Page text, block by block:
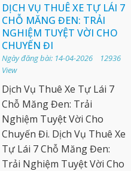
DỊCH VỤ THUÊ XE TỰ LÁI 7
CHỖ MĂNG ĐEN: TRẢI
NGHIỆM TUYỆT VỜI CHO
CHUYẾN ĐI
Ngày đăng bài: 14-04-2026 12936
View
Dịch Vụ Thuê Xe Tự Lái 7
Chỗ Măng Đen: Trải
Nghiệm Tuyệt Vời Cho
Chuyến Đi. Dịch Vụ Thuê Xe
Tự Lái 7 Chỗ Măng Đen:
Trải Nghiệm Tuyệt Vời Cho